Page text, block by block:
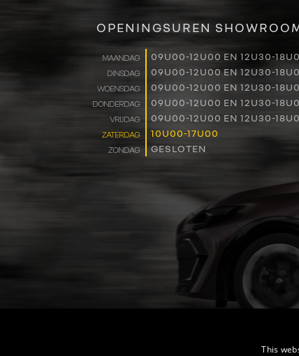
OPENINGSUREN
MAANDAG 09U00-12U00 EN 12U30-
DINSDAG 09U00-12U00 EN 12U30-
WOENSDAG 09U00-12U00 EN 12U30-
DONDERDAG 09U00-12U00 EN 12U30-
VRIJDAG 09U00-12U00 EN 12U30-
ZATERDAG 10U00-17U00
ZONDAG GESLOTEN
This